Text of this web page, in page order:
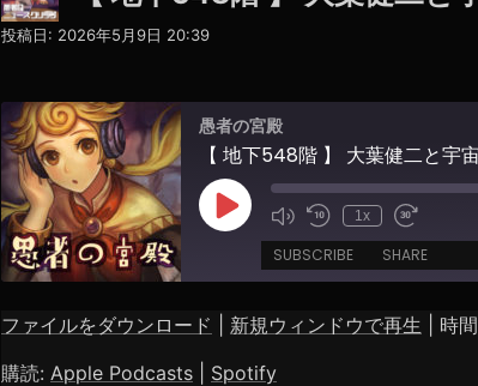
投稿日: 2026年5月9日 20:39
愚者の宮殿
【 地下548階 】 大葉健二と宇
Play
Episode
1x
SUBSCRIBE SHARE
Apple Podcasts Spotify
SHARE
ファイルをダウンロード 新規ウィンドウで再生 時
購読: Apple Podcasts Spotify